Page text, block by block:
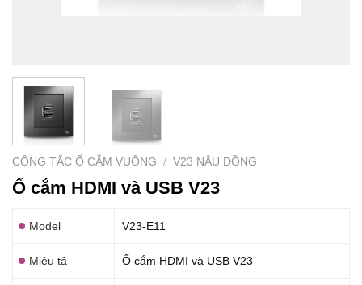
CÔNG TẮC Ổ CẮM VUÔNG / V23 NÂU ĐỒNG
Ổ cắm HDMI và USB V23
Model V23-E11
Miêu tả Ổ cắm HDMI và USB V23